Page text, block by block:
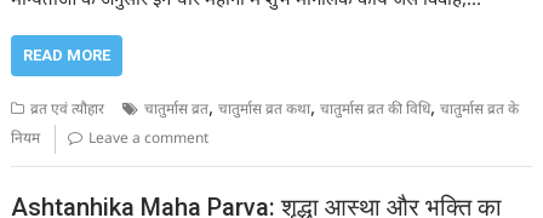
READ MORE
व्रत एवं त्यौहार चातुर्मास व्रत,चातुर्मास व्रत कथा,चातुर्मास व्रत की विधि,चातुर्मास व्रत के
नियम
Leave a comment
Ashtanhika Maha Parva: शृद्धा आस्था और भक्ति का